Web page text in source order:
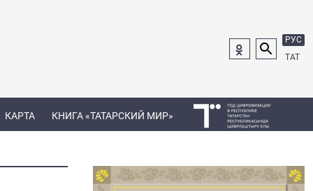
РУС
ТАТ
КАРТА КНИГА «ТАТАРСКИЙ МИР»